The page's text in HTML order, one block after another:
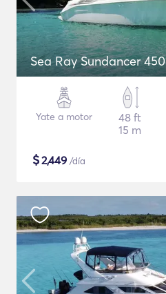
Sea Ray Sundancer 450
Yate a motor
48 ft
15 m
$2,449 /día